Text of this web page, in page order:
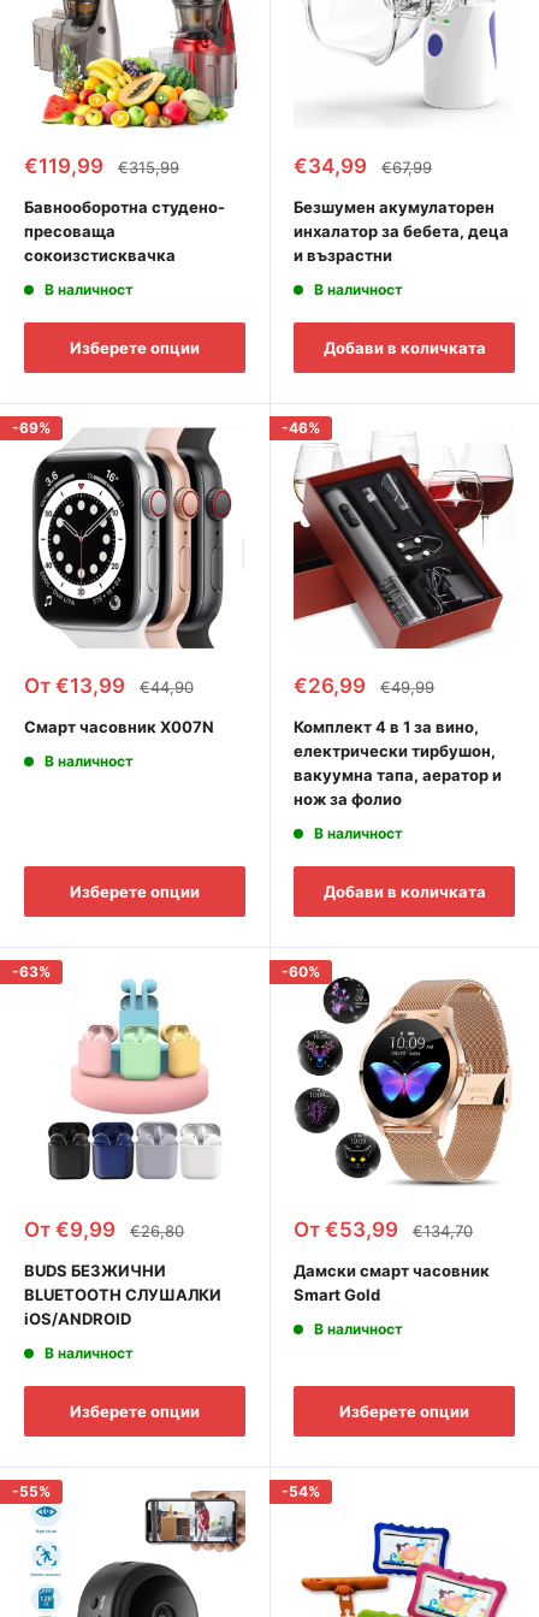
Промоционална
€119,99
Редовна
€315,99
Бавнооборотна студено-
пресоваща
сокоизстисквачка
В наличност
Изберете опции
Промоционална
цена
€34,99
Редовна
цена
€67,99
Безшумен акумулаторен
инхалатор за бебета, деца
и възрастни
В наличност
Добави в количката
-69%
Промоционална
От €13,99
Редовна
цена
€44,90
Смарт часовник X007N
В наличност
Изберете опции
-46%
Промоционална
цена
€26,99
Редовна
цена
€49,99
Комплект 4 в 1 за вино,
електрически тирбушон,
вакуумна тапа, аератор и
нож за фолио
В наличност
Добави в количката
-63%
Промоционална
От €9,99
Редовна
цена
€26,80
BUDS БЕЗЖИЧНИ
BLUETOOTH СЛУШАЛКИ
iOS/ANDROID
В наличност
Изберете опции
-60%
Промоционална
От €53,99
Редовна
€134,70
Дамски смарт часовник
Smart Gold
В наличност
Изберете опции
-55% -54%